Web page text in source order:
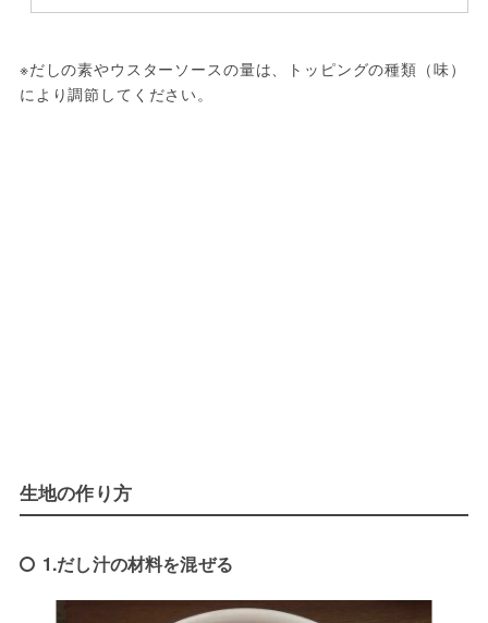
※だしの素やウスターソースの量は、トッピングの種類（味）
により調節してください。
生地の作り方
1.だし汁の材料を混ぜる